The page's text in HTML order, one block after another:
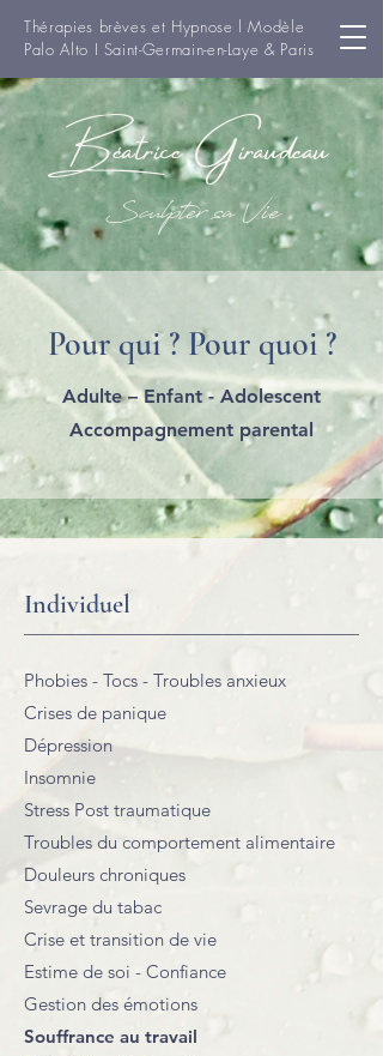
Thérapies brèves et Hypnose l Modèle
Palo Alto I Saint-Germain-en-Laye & Paris
Béatrice Giraudeau
Sculpter sa Vie
Pour qui ? Pour quoi ?
Adulte – Enfant - Adolescent
Accompagnement parental
Individuel
Phobies - Tocs - Troubles anxieux
Crises de panique
Dépression
Insomnie
Stress Post traumatique
Troubles du comportement alimentaire
Douleurs chroniques
Sevrage du tabac
Crise et transition de vie
Estime de soi - Confiance
Gestion des émotions
Souffrance au travail